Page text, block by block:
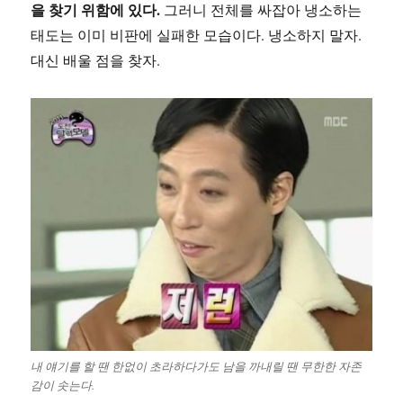
을 찾기 위함에 있다. 그러니 전체를 싸잡아 냉소하는
태도는 이미 비판에 실패한 모습이다. 냉소하지 말자.
대신 배울 점을 찾자.
내 얘기를 할 땐 한없이 초라하다가도 남을 까내릴 땐 무한한 자존
감이 솟는다.